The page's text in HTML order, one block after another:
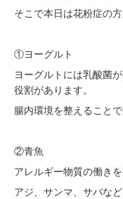
そこで本日は花粉症の
①ヨーグルト
ヨーグルトには乳酸菌
役割があります。
腸内環境を整えること
②青魚
アレルギー物質の働き
アジ、サンマ、サバなど